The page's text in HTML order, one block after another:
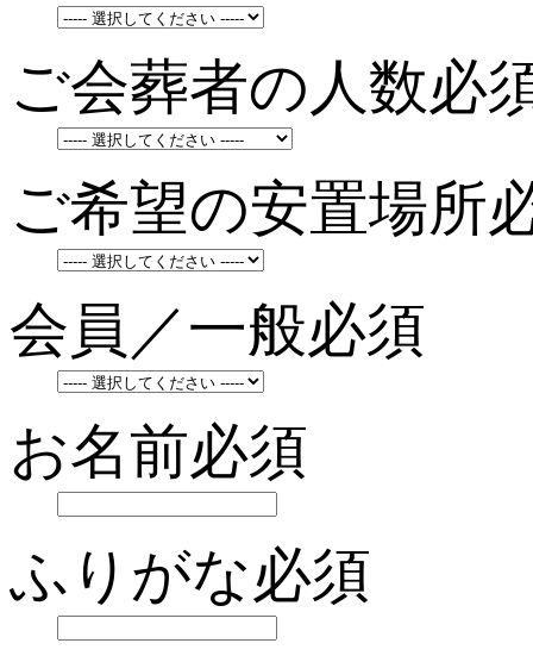
ご会葬者の人数必
ご希望の安置場所
会員／一般必須
お名前必須
ふりがな必須